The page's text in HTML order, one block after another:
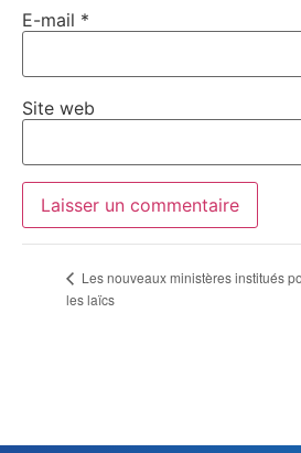
E-mail *
Site web
Les nouveaux ministères institués
les laïcs